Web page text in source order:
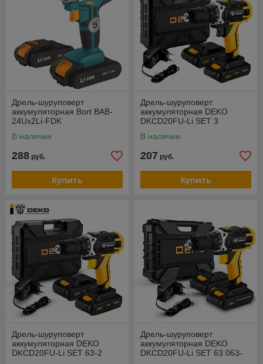
Дрель-шуруповерт
аккумуляторная Bort BAB-
24Ux2Li-FDK
В наличии
288 руб.
Купить
Дрель-шуруповерт
аккумуляторная DEKO
DKCD20FU-Li SET 3
В наличии
207 руб.
Купить
Дрель-шуруповерт
аккумуляторная DEKO
DKCD20FU-Li SET 63-2
Дрель-шуруповерт
аккумуляторная DEKO
DKCD20FU-Li SET 63 063-